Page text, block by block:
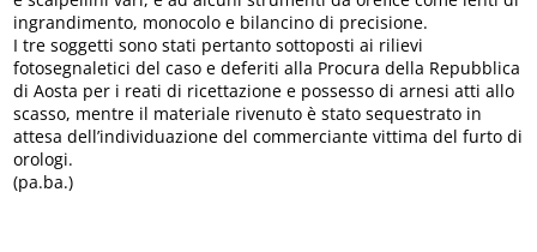
ingrandimento, monocolo e bilancino di precisione.
I tre soggetti sono stati pertanto sottoposti ai rilievi
fotosegnaletici del caso e deferiti alla Procura della Repubblica
di Aosta per i reati di ricettazione e possesso di arnesi atti allo
scasso, mentre il materiale rivenuto è stato sequestrato in
attesa dell’individuazione del commerciante vittima del furto di
orologi.
(pa.ba.)